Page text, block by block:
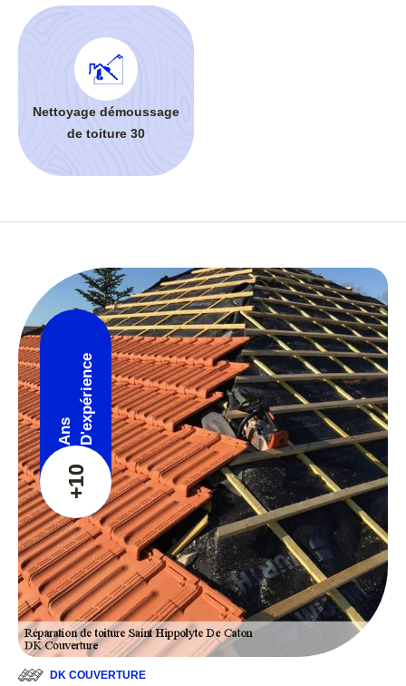
Nettoyage démoussage
de toiture 30
+10
Ans D'expérience
DK COUVERTURE